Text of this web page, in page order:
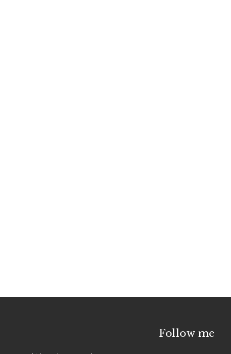
Follow me